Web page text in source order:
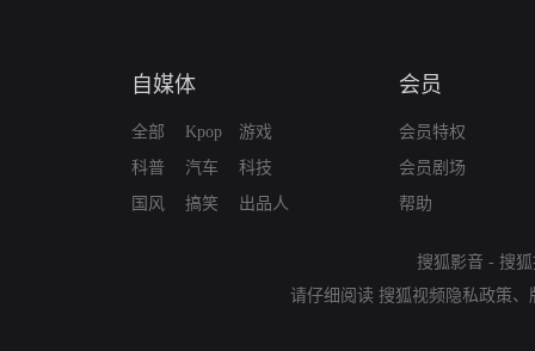
自媒体
全部
科普
国风
Kpop
汽车
搞笑
游戏
科技
出品人
会员
会员特权
会员剧场
帮助
搜狐影音 - 搜
请仔细阅读 搜狐视频隐私政策、